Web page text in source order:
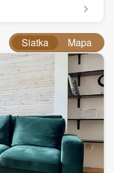
Siatka Mapa